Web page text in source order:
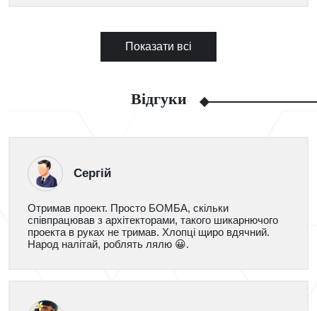
Показати всі
Відгуки
Сергій
Отримав проект. Просто БОМБА, скільки
співпрацював з архітекторами, такого шикарнючого
проекта в руках не тримав. Хлопці щиро вдячний.
Народ налітай, роблять лялю 😀.